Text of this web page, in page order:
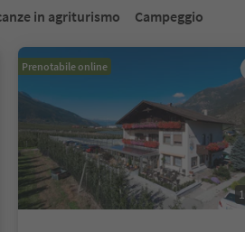
in agriturismo Campeggio
Prenotabile online
1